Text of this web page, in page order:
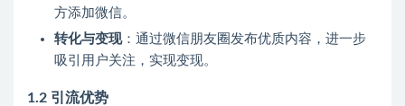
方添加微信。
转化与变现：通过微信朋友圈发布优质内容，进一步
吸引用户关注，实现变现。
1.2 引流优势